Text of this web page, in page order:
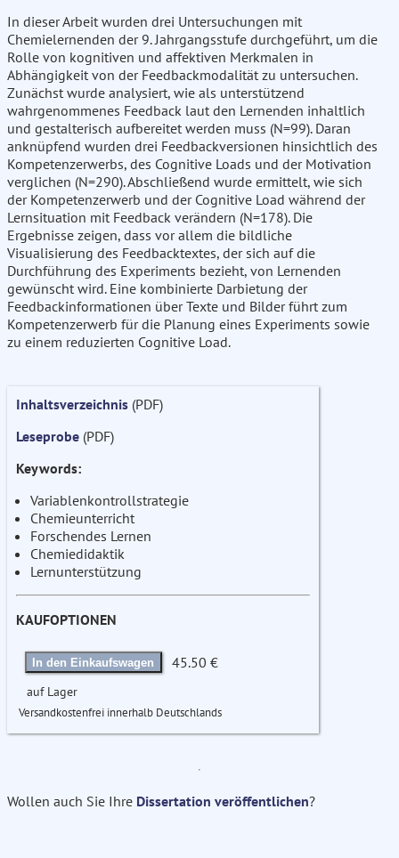
In dieser Arbeit wurden drei Untersuchungen mit
Chemielernenden der 9. Jahrgangsstufe durchgeführt, um die
Rolle von kognitiven und affektiven Merkmalen in
Abhängigkeit von der Feedbackmodalität zu untersuchen.
Zunächst wurde analysiert, wie als unterstützend
wahrgenommenes Feedback laut den Lernenden inhaltlich
und gestalterisch aufbereitet werden muss (N=99). Daran
anknüpfend wurden drei Feedbackversionen hinsichtlich des
Kompetenzerwerbs, des Cognitive Loads und der Motivation
verglichen (N=290). Abschließend wurde ermittelt, wie sich
der Kompetenzerwerb und der Cognitive Load während der
Lernsituation mit Feedback verändern (N=178). Die
Ergebnisse zeigen, dass vor allem die bildliche
Visualisierung des Feedbacktextes, der sich auf die
Durchführung des Experiments bezieht, von Lernenden
gewünscht wird. Eine kombinierte Darbietung der
Feedbackinformationen über Texte und Bilder führt zum
Kompetenzerwerb für die Planung eines Experiments sowie
zu einem reduzierten Cognitive Load.
Inhaltsverzeichnis (PDF)
Leseprobe (PDF)
Keywords:
Variablenkontrollstrategie
Chemieunterricht
Forschendes Lernen
Chemiedidaktik
Lernunterstützung
KAUFOPTIONEN
In den Einkaufswagen 45.50 €
auf Lager
Versandkostenfrei innerhalb Deutschlands
Wollen auch Sie Ihre Dissertation veröffentlichen?